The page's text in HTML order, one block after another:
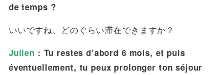
de temps ?
いいですね、どのぐらい滞在できますか？
Julien : Tu restes d’abord 6 mois, et puis
éventuellement, tu peux prolonger ton séjour